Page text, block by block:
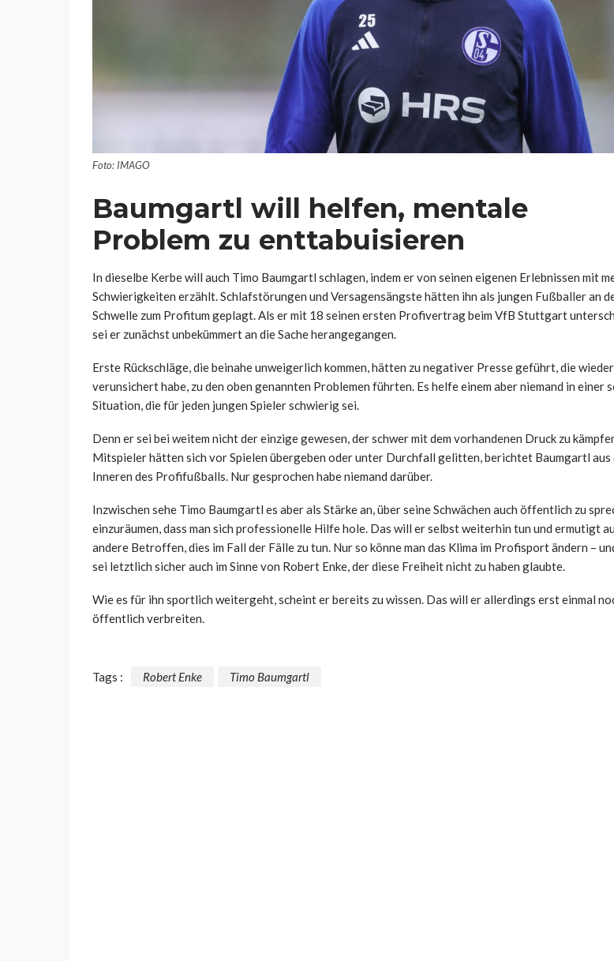
Foto: IMAGO
Baumgartl will helfen, mentale
Problem zu enttabuisieren
In dieselbe Kerbe will auch Timo Baumgartl schlagen, indem er von seinen eigenen Erlebnissen mit
Schwierigkeiten erzählt. Schlafstörungen und Versagensängste hätten ihn als jungen Fußballer an
Schwelle zum Profitum geplagt. Als er mit 18 seinen ersten Profivertrag beim VfB Stuttgart
sei er zunächst unbekümmert an die Sache herangegangen.
Erste Rückschläge, die beinahe unweigerlich kommen, hätten zu negativer Presse geführt, die
verunsichert habe, zu den oben genannten Problemen führten. Es helfe einem aber niemand in einer
Situation, die für jeden jungen Spieler schwierig sei.
Denn er sei bei weitem nicht der einzige gewesen, der schwer mit dem vorhandenen Druck zu
Mitspieler hätten sich vor Spielen übergeben oder unter Durchfall gelitten, berichtet Baumgartl aus
Inneren des Profifußballs. Nur gesprochen habe niemand darüber.
Inzwischen sehe Timo Baumgartl es aber als Stärke an, über seine Schwächen auch öffentlich zu
einzuräumen, dass man sich professionelle Hilfe hole. Das will er selbst weiterhin tun und ermutigt
andere Betroffen, dies im Fall der Fälle zu tun. Nur so könne man das Klima im Profisport ändern –
sei letztlich sicher auch im Sinne von Robert Enke, der diese Freiheit nicht zu haben glaubte.
Wie es für ihn sportlich weitergeht, scheint er bereits zu wissen. Das will er allerdings erst einmal
öffentlich verbreiten.
Tags : Robert Enke Timo Baumgartl